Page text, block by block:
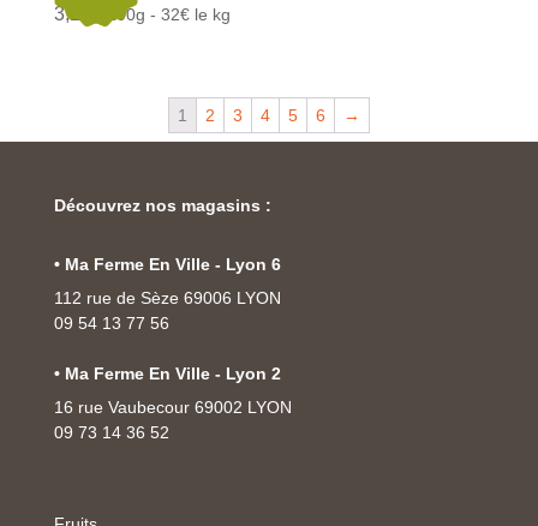
3,20 /100g - 32€ le kg
1 2 3 4 5 6 →
Découvrez nos magasins :
• Ma Ferme En Ville - Lyon 6
112 rue de Sèze 69006 LYON
09 54 13 77 56
• Ma Ferme En Ville - Lyon 2
16 rue Vaubecour 69002 LYON
09 73 14 36 52